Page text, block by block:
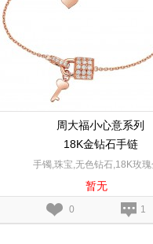
周大福小心意系列
18K金钻石手链
手镯,珠宝,无色钻石,18K玫瑰
暂无
0 1